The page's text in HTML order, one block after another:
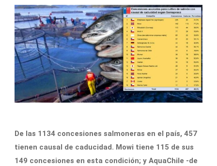
De las 1134 concesiones salmoneras en el país, 457
tienen causal de caducidad. Mowi tiene 115 de sus
149 concesiones en esta condición; y AquaChile -de